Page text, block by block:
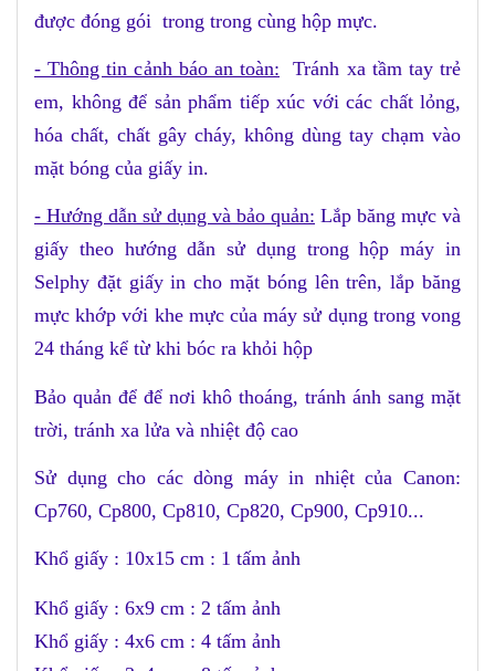
được đóng gói trong trong cùng hộp mực.
- Thông tin cảnh báo an toàn:
Tránh xa tầm tay trẻ
em, không để sản phẩm tiếp xúc với các chất lỏng,
hóa chất, chất gây cháy, không dùng tay chạm vào
mặt bóng của giấy in.
- Hướng dẫn sử dụng và bảo quản: Lắp băng mực và
giấy theo hướng dẫn sử dụng trong hộp máy in
Selphy đặt giấy in cho mặt bóng lên trên, lắp băng
mực khớp với khe mực của máy sử dụng trong vong
24 tháng kể từ khi bóc ra khỏi hộp
Bảo quản để để nơi khô thoáng, tránh ánh sang mặt
trời, tránh xa lửa và nhiệt độ cao
Sử dụng cho các dòng máy in nhiệt của Canon:
Cp760, Cp800, Cp810, Cp820, Cp900, Cp910...
Khổ giấy : 10x15 cm : 1 tấm ảnh
Khổ giấy : 6x9 cm : 2 tấm ảnh
Khổ giấy : 4x6 cm : 4 tấm ảnh